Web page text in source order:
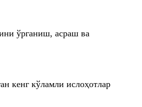
ўрганиш, асраш ва
кенг кўламли ислоҳотлар